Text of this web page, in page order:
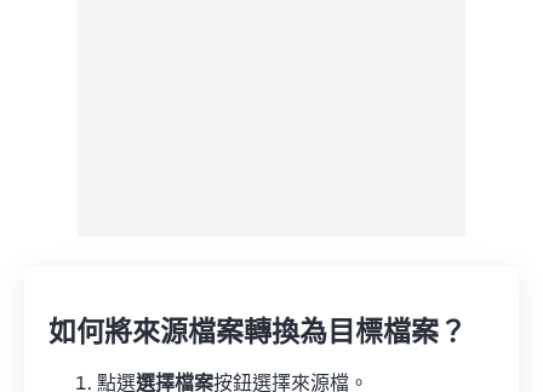
如何將來源檔案轉換為目標檔案？
點選選擇檔案按鈕選擇來源檔。